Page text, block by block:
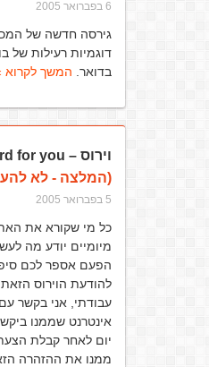
6 בפברואר 2005
גירסה חדשה של
דוגמיות רעילות של
בדואר. המשך לקרוא
וירוס – a virrtual card for you
(המלצה - לא
5 בפברואר 2005
כל מי שקורא את
מיומיים יודע מה
הפעם אספר לכם
להודעת הוירוס
עבודתי, אני בקשר
אינטרנט שממנו
יום לאחר קבלת
ממנו את ההזהרה